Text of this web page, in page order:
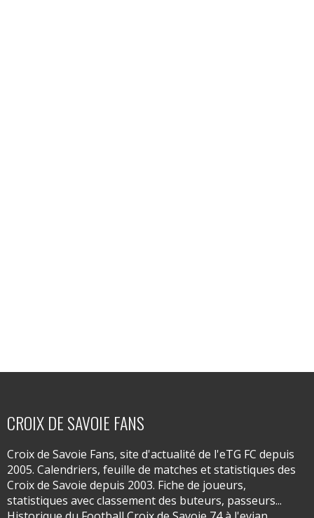
CROIX DE SAVOIE FANS
Croix de Savoie Fans, site d'actualité de l'eTG FC depuis
2005. Calendriers, feuille de matches et statistiques des
Croix de Savoie depuis 2003. Fiche de joueurs,
statistiques avec classement des buteurs, passeurs...